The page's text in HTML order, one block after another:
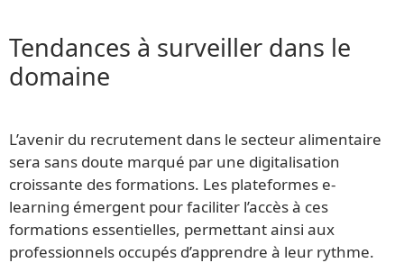
Tendances à surveiller dans le
domaine
L’avenir du recrutement dans le secteur alimentaire
sera sans doute marqué par une digitalisation
croissante des formations. Les plateformes e-
learning émergent pour faciliter l’accès à ces
formations essentielles, permettant ainsi aux
professionnels occupés d’apprendre à leur rythme.